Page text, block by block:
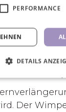
Der
PERFORMANCE
DETAILS